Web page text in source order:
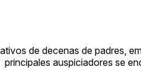
de decenas de padres,
auspiciadores se